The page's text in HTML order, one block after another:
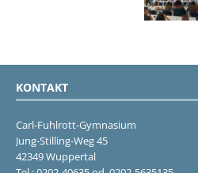
KONTAKT
Carl-Fuhlrott-Gymnasium
Jung-Stilling-Weg 45
42349 Wuppertal